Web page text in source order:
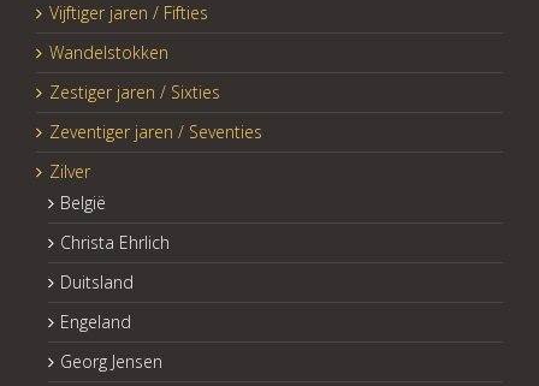
Vijftiger jaren / Fifties
Wandelstokken
Zestiger jaren / Sixties
Zeventiger jaren / Seventies
Zilver
België
Christa Ehrlich
Duitsland
Engeland
Georg Jensen